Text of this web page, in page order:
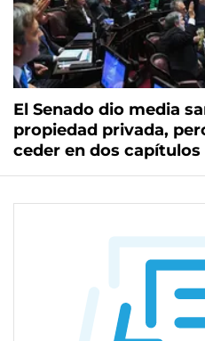
El Senado dio media
propiedad privada,
ceder en dos capítulos